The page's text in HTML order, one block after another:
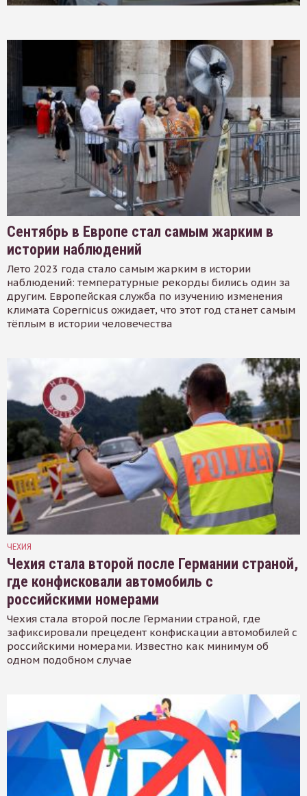
Сентябрь в Европе стал самым жарким в
истории наблюдений
Лето 2023 года стало самым жарким в истории
наблюдений: температурные рекорды бились один за
другим. Европейская служба по изучению изменения
климата Copernicus ожидает, что этот год станет самым
тёплым в истории человечества
ЧЕХИЯ
Чехия стала второй после Германии страной,
где конфисковали автомобиль с
российскими номерами
Чехия стала второй после Германии страной, где
зафиксировали прецедент конфискации автомобилей с
российскими номерами. Известно как минимум об
одном подобном случае